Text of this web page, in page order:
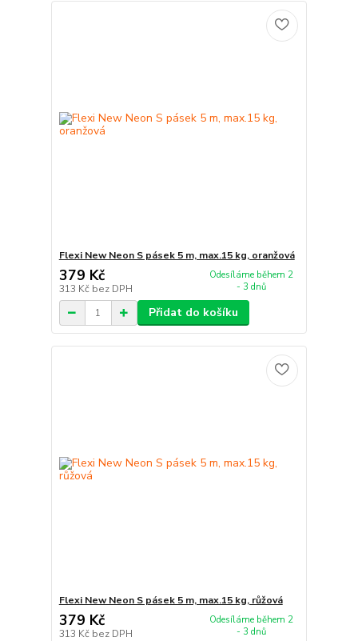
Flexi New Neon S pásek 5 m, max.15 kg, oranžová
379 Kč
313 Kč bez DPH
Odesíláme během 2
- 3 dnů
Přidat do košíku
Flexi New Neon S pásek 5 m, max.15 kg, růžová
379 Kč
313 Kč bez DPH
Odesíláme během 2
- 3 dnů